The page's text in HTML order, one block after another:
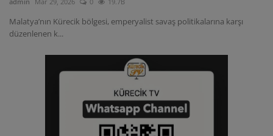
Malatya’nın Kürecik bölgesi, emperyalist savaş politikalarına karşı
düzenlenen k...